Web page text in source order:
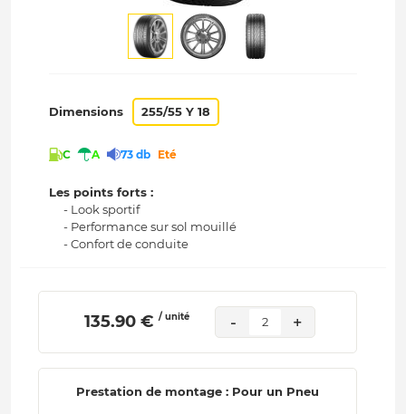
Dimensions 255/55 Y 18
C A 73 db Eté
Les points forts :
- Look sportif
- Performance sur sol mouillé
- Confort de conduite
135.90 € / unité - 2 +
Prestation de montage : Pour un Pneu